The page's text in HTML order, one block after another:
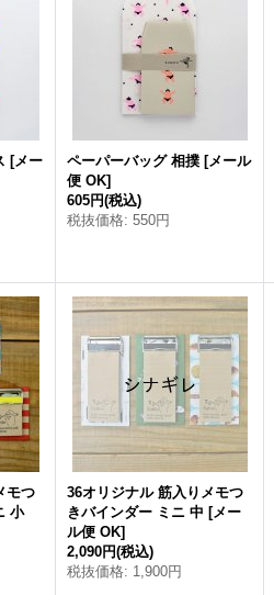
[メー
ペーパーバッグ 相撲 [メール
便 OK]
605円(税込)
税抜価格: 550円
モつ
小
36オリジナル 筋入りメモつ
きバインダー ミニ 中 [メー
ル便 OK]
2,090円(税込)
税抜価格: 1,900円